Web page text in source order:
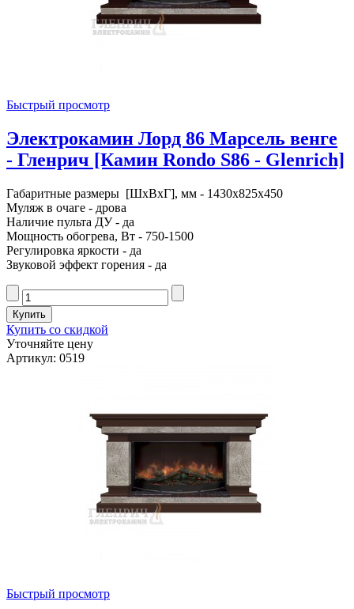
Быстрый просмотр
Электрокамин Лорд 86 Марсель венге
- Гленрич [Камин Rondo S86 - Glenrich]
Габаритные размеры [ШxВxГ], мм - 1430x825x450
Муляж в очаге - дрова
Наличие пульта ДУ - да
Мощность обогрева, Вт - 750-1500
Регулировка яркости - да
Звуковой эффект горения - да
Купить со скидкой
Уточняйте цену
Артикул: 0519
Быстрый просмотр